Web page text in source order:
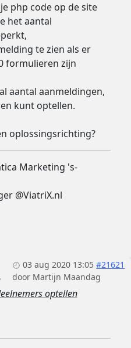
php code op de site
het aantal
te zien als er
formulieren zijn
aantal aanmeldingen,
kunt optellen.
oplossingsrichting?
Marketing 's-
@ViatriX.nl
03 aug 2020 13:05 #21621
door Martijn Maandag
optellen